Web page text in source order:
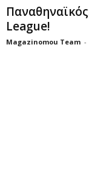
League!
Magazinomou Team -